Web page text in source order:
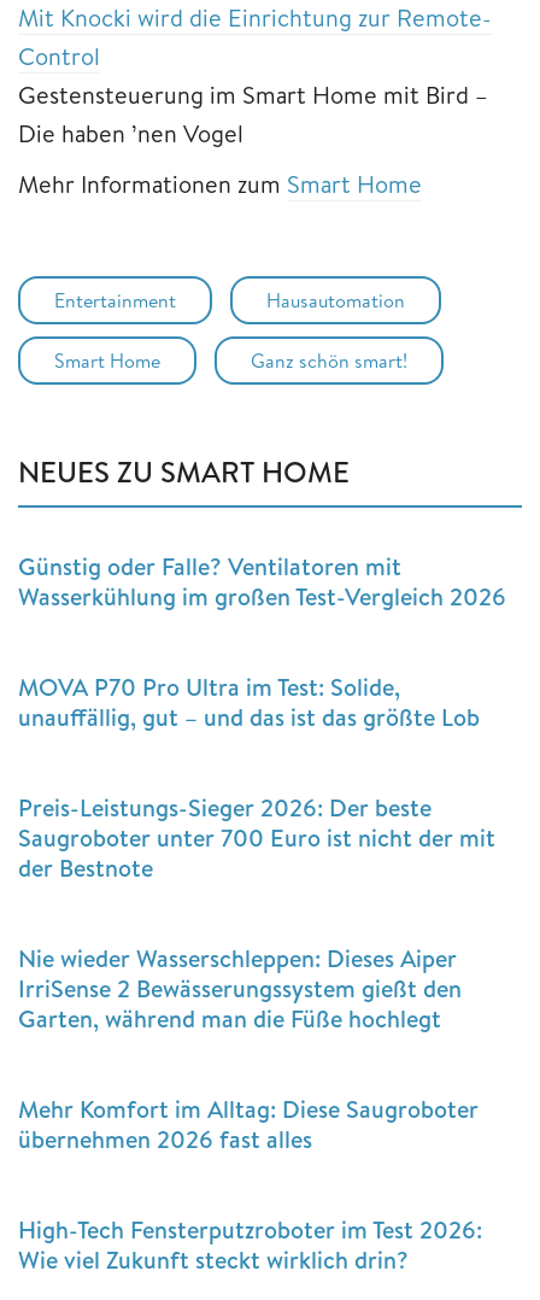
Mit Knocki wird die Einrichtung zur Remote-
Control
Gestensteuerung im Smart Home mit Bird –
Die haben ’nen Vogel
Mehr Informationen zum Smart Home
Entertainment Hausautomation
Smart Home Ganz schön smart!
NEUES ZU SMART HOME
Günstig oder Falle? Ventilatoren mit
Wasserkühlung im großen Test-Vergleich 2026
MOVA P70 Pro Ultra im Test: Solide,
unauffällig, gut – und das ist das größte Lob
Preis-Leistungs-Sieger 2026: Der beste
Saugroboter unter 700 Euro ist nicht der mit
der Bestnote
Nie wieder Wasserschleppen: Dieses Aiper
IrriSense 2 Bewässerungssystem gießt den
Garten, während man die Füße hochlegt
Mehr Komfort im Alltag: Diese Saugroboter
übernehmen 2026 fast alles
High-Tech Fensterputzroboter im Test 2026:
Wie viel Zukunft steckt wirklich drin?